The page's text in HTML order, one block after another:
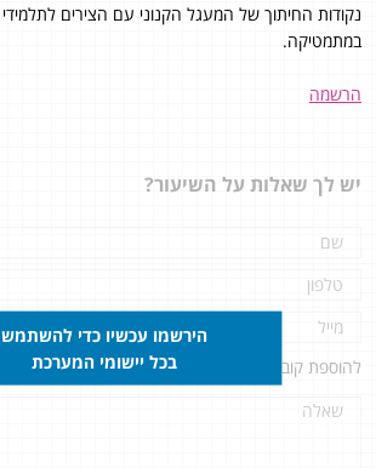
במתמטיקה.
הרשמה
יש לך שאלות על השיעור?
להוספת קובץ
הירשמו עכשיו כדי להשתמש
בכל יישומי המערכת